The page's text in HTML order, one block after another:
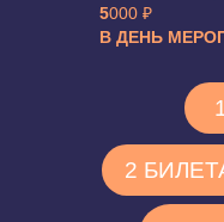
2
5000 ₽
В ДЕНЬ